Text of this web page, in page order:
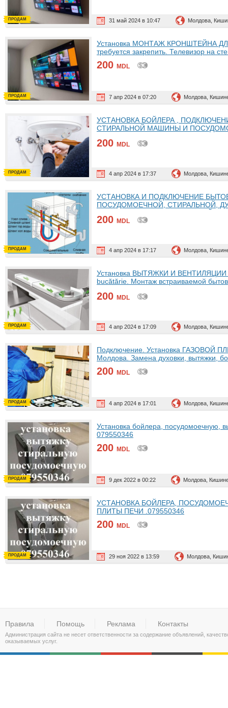
31 май 2024 в 10:47 Молдова,
ПРОДАМ
Установка МОНТАЖ КРОНШТЕЙНА
требуется закрепить. Телевизор на
200 MDL
7 апр 2024 в 07:20 Молдова,
ПРОДАМ
УСТАНОВКА БОЙЛЕРА ,
СТИРАЛЬНОЙ МАШИНЫ И
200 MDL
4 апр 2024 в 17:37 Молдова,
ПРОДАМ
УСТАНОВКА И ПОДКЛЮЧЕНИЕ
ПОСУДОМОЕЧНОЙ, СТИРАЛЬНОЙ,
200 MDL
4 апр 2024 в 17:17 Молдова,
ПРОДАМ
Установка ВЫТЯЖКИ И ВЕНТИЛЯЦИИ
bucătărie. Монтаж встраиваемой
200 MDL
4 апр 2024 в 17:09 Молдова,
ПРОДАМ
Подключение. Установка ГАЗОВОЙ
Молдова. Замена духовки,
200 MDL
4 апр 2024 в 17:01 Молдова,
ПРОДАМ
Установка бойлера, посудомоечную,
079550346
200 MDL
9 дек 2022 в 00:22 Молдова,
ПРОДАМ
УСТАНОВКА БОЙЛЕРА,
ПЛИТЫ ПЕЧИ .079550346
200 MDL
29 ноя 2022 в 13:59 Молдова,
ПРОДАМ
Правила Помощь Реклама Контакты
Администрация сайта не несет ответственности за содержание объявлений,
оказываемых услуг.